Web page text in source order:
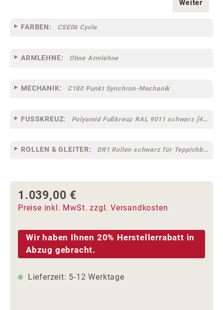
Weiter
FARBEN: CSE06 Cycle
ARMLEHNE: Ohne Armlehne
MECHANIK: C180 Punkt Synchron-Mechanik
FUSSKREUZ: Polyamid Fußkreuz RAL 9011 schwarz [44]
ROLLEN & GLEITER: DR1 Rollen schwarz für Teppichböden [10]
Regulärer Preis:
1.039,00 €
Preise inkl. MwSt. zzgl. Versandkosten
Wir haben Ihnen 20% Herstellerrabatt in
Abzug gebracht.
Lieferzeit: 5-12 Werktage